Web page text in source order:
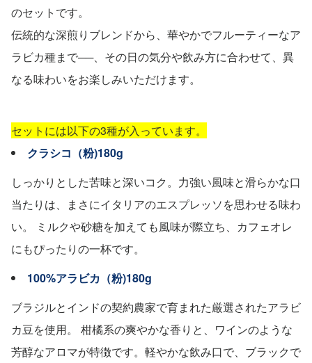
のセットです。
伝統的な深煎りブレンドから、華やかでフルーティーなア
ラビカ種まで──、その日の気分や飲み方に合わせて、異
なる味わいをお楽しみいただけます。
セットには以下の3種が入っています。
クラシコ（粉)180g
しっかりとした苦味と深いコク。力強い風味と滑らかな口
当たりは、まさにイタリアのエスプレッソを思わせる味わ
い。 ミルクや砂糖を加えても風味が際立ち、カフェオレ
にもぴったりの一杯です。
100%アラビカ（粉)180g
ブラジルとインドの契約農家で育まれた厳選されたアラビ
カ豆を使用。 柑橘系の爽やかな香りと、ワインのような
芳醇なアロマが特徴です。軽やかな飲み口で、ブラックで